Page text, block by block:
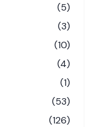
(5)
(3)
(10)
(4)
(1)
(53)
(126)